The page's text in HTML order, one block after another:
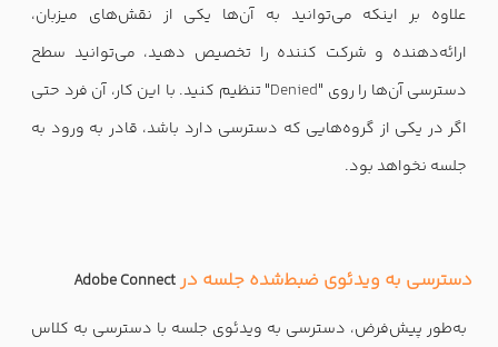
علاوه بر اینکه می‌توانید به آن‌ها یکی از نقش‌های میزبان،
ارائه‌دهنده و شرکت کننده را تخصیص دهید، می‌توانید سطح
دسترسی آن‌ها را روی "Denied" تنظیم کنید. با این کار، آن فرد حتی
اگر در یکی از گروه‌هایی که دسترسی دارد باشد، قادر به ورود به
جلسه نخواهد بود.
دسترسی به ویدئوی ضبط‌شده جلسه درAdobe Connect
به‌طور پیش‌فرض، دسترسی به ویدئوی جلسه با دسترسی به کلاس